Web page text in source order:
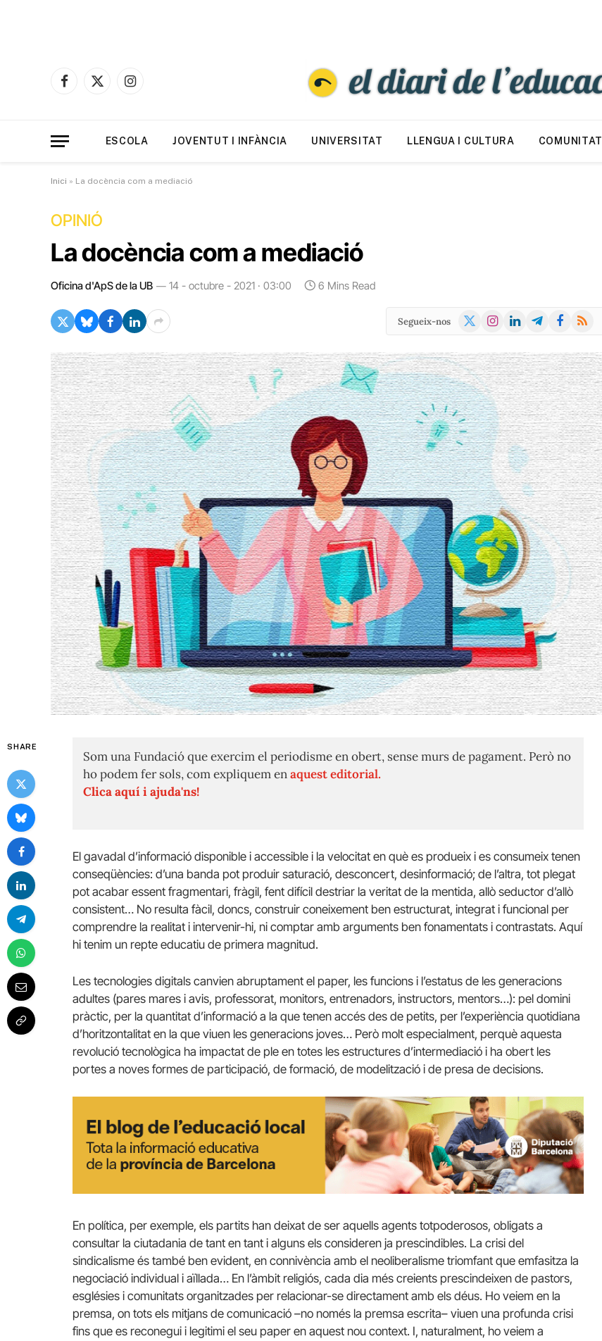
Facebook
X
Instagram
ESCOLA JOVENTUT I INFÀNCIA UNIVERSITAT LLENGUA I CULTURA COMUNITAT
Inici » La docència com a mediació
OPINIÓ
La docència com a mediació
Oficina d'ApS de la UB 14 - octubre - 2021 · 03:00 6 Mins Read
Segueix-nos
X
Instagram
LinkedInTelegramFacebook
RSS
SHARE
Som una Fundació que exercim el periodisme en obert, sense murs de pagament. Però no
ho podem fer sols, com expliquem enaquest editorial.
Clica aquí i ajuda'ns!
El gavadal d’informació disponible i accessible i la velocitat en què es produeix i es consumeix tenen
conseqüències: d’una banda pot produir saturació, desconcert, desinformació; de l’altra, tot plegat
pot acabar essent fragmentari, fràgil, fent difícil destriar la veritat de la mentida, allò seductor d’allò
consistent… No resulta fàcil, doncs, construir coneixement ben estructurat, integrat i funcional per
comprendre la realitat i intervenir-hi, ni comptar amb arguments ben fonamentats i contrastats. Aquí
hi tenim un repte educatiu de primera magnitud.
Les tecnologies digitals canvien abruptament el paper, les funcions i l’estatus de les generacions
adultes (pares mares i avis, professorat, monitors, entrenadors, instructors, mentors…): pel domini
pràctic, per la quantitat d’informació a la que tenen accés des de petits, per l’experiència quotidiana
d’horitzontalitat en la que viuen les generacions joves… Però molt especialment, perquè aquesta
revolució tecnològica ha impactat de ple en totes les estructures d’intermediació i ha obert les
portes a noves formes de participació, de formació, de modelització i de presa de decisions.
En política, per exemple, els partits han deixat de ser aquells agents totpoderosos, obligats a
consultar la ciutadania de tant en tant i alguns els consideren ja prescindibles. La crisi del
sindicalisme és també ben evident, en connivència amb el neoliberalisme triomfant que emfasitza la
negociació individual i aïllada… En l’àmbit religiós, cada dia més creients prescindeixen de pastors,
esglésies i comunitats organitzades per relacionar-se directament amb els déus. Ho veiem en la
premsa, on tots els mitjans de comunicació –no només la premsa escrita– viuen una profunda crisi
fins que es reconegui i legitimi el seu paper en aquest nou context. I, naturalment, ho veiem a